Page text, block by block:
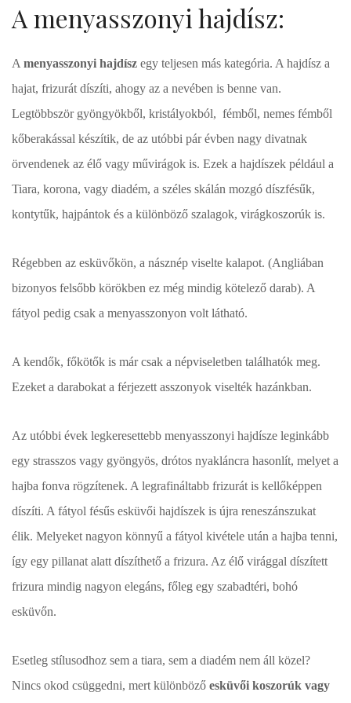
A menyasszonyi hajdísz:
A menyasszonyi hajdísz egy teljesen más kategória. A hajdísz a
hajat, frizurát díszíti, ahogy az a nevében is benne van.
Legtöbbször gyöngyökből, kristályokból, fémből, nemes fémből
kőberakással készítik, de az utóbbi pár évben nagy divatnak
örvendenek az élő vagy művirágok is. Ezek a hajdíszek például a
Tiara, korona, vagy diadém, a széles skálán mozgó díszfésűk,
kontytűk, hajpántok és a különböző szalagok, virágkoszorúk is.
Régebben az esküvőkön, a násznép viselte kalapot. (Angliában
bizonyos felsőbb körökben ez még mindig kötelező darab). A
fátyol pedig csak a menyasszonyon volt látható.
A kendők, főkötők is már csak a népviseletben találhatók meg.
Ezeket a darabokat a férjezett asszonyok viselték hazánkban.
Az utóbbi évek legkeresettebb menyasszonyi hajdísze leginkább
egy strasszos vagy gyöngyös, drótos nyakláncra hasonlít, melyet a
hajba fonva rögzítenek. A legrafináltabb frizurát is kellőképpen
díszíti. A fátyol fésűs esküvői hajdíszek is újra reneszánszukat
élik. Melyeket nagyon könnyű a fátyol kivétele után a hajba tenni,
így egy pillanat alatt díszíthető a frizura. Az élő virággal díszített
frizura mindig nagyon elegáns, főleg egy szabadtéri, bohó
esküvőn.
Esetleg stílusodhoz sem a tiara, sem a diadém nem áll közel?
Nincs okod csüggedni, mert különböző esküvői koszorúk vagy